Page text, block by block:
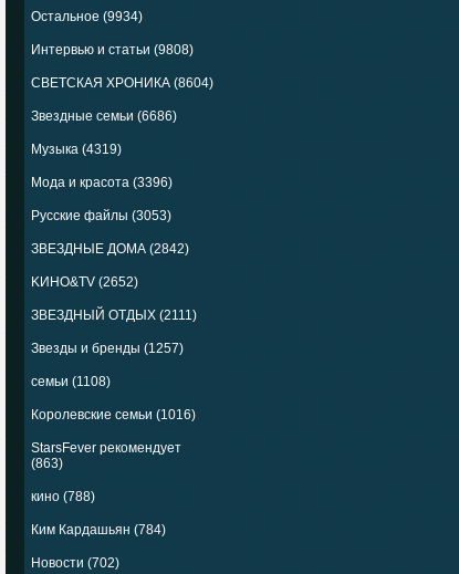
Остальное (9934)
Интервью и статьи (9808)
СВЕТСКАЯ ХРОНИКА (8604)
Звездные семьи (6686)
Музыка (4319)
Мода и красота (3396)
Русские файлы (3053)
ЗВЕЗДНЫЕ ДОМА (2842)
KИНО&TV (2652)
ЗВЕЗДНЫЙ ОТДЫХ (2111)
Звезды и бренды (1257)
семьи (1108)
Королевские семьи (1016)
StarsFever рекомендует
(863)
кино (788)
Ким Кардашьян (784)
Новости (702)